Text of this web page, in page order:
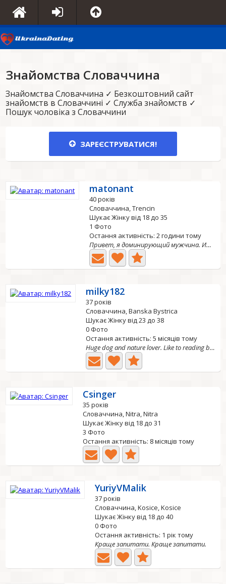
Знайомства Словаччина
Знайомства Словаччина ✓ Безкоштовний сайт
знайомств в Словаччині ✓ Служба знайомств ✓
Пошук чоловіка з Словаччини
ЗАРЕЄСТРУВАТИСЯ!
matonant
40 років
Словаччина, Trencin
Шукає Жінку від 18 до 35
1 Фото
Остання активність: 2 години тому
Привет, я доминирующий мужчина. Ищу покорную женщину для...
milky182
37 років
Словаччина, Banska Bystrica
Шукає Жінку від 23 до 38
0 Фото
Остання активність: 5 місяців тому
Huge dog and nature lover. Like to reading books,...
Csinger
35 років
Словаччина, Nitra, Nitra
Шукає Жінку від 18 до 31
3 Фото
Остання активність: 8 місяців тому
YuriyVMalik
37 років
Словаччина, Kosice, Kosice
Шукає Жінку від 18 до 40
0 Фото
Остання активність: 1 рік тому
Краще запитати. Краще запитати.